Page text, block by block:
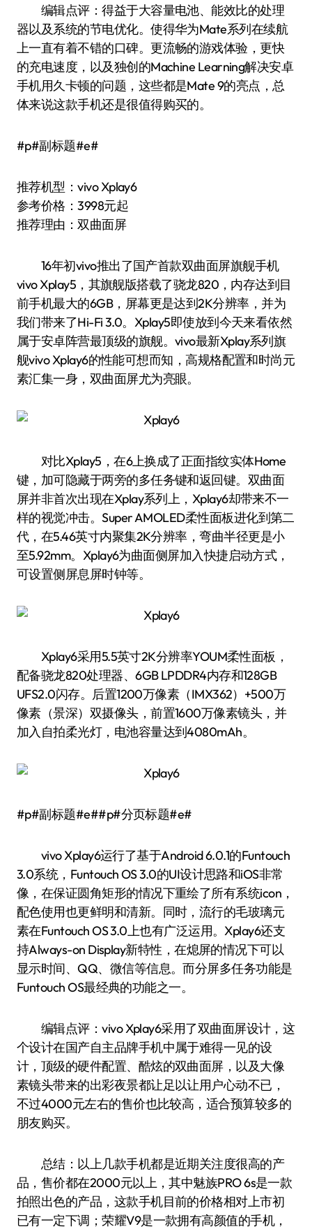
编辑点评：得益于大容量电池、能效比的处理
器以及系统的节电优化。使得华为Mate系列在续航
上一直有着不错的口碑。更流畅的游戏体验，更快
的充电速度，以及独创的Machine Learning解决安卓
手机用久卡顿的问题，这些都是Mate 9的亮点，总
体来说这款手机还是很值得购买的。
#p#副标题#e#
推荐机型：vivo Xplay6
参考价格：3998元起
推荐理由：双曲面屏
16年初vivo推出了国产首款双曲面屏旗舰手机
vivo Xplay5，其旗舰版搭载了骁龙820，内存达到目
前手机最大的6GB，屏幕更是达到2K分辨率，并为
我们带来了Hi-Fi 3.0。Xplay5即使放到今天来看依然
属于安卓阵营最顶级的旗舰。vivo最新Xplay系列旗
舰vivo Xplay6的性能可想而知，高规格配置和时尚元
素汇集一身，双曲面屏尤为亮眼。
对比Xplay5，在6上换成了正面指纹实体Home
键，加可隐藏于两旁的多任务键和返回键。双曲面
屏并非首次出现在Xplay系列上，Xplay6却带来不一
样的视觉冲击。Super AMOLED柔性面板进化到第二
代，在5.46英寸内聚集2K分辨率，弯曲半径更是小
至5.92mm。Xplay6为曲面侧屏加入快捷启动方式，
可设置侧屏息屏时钟等。
Xplay6采用5.5英寸2K分辨率YOUM柔性面板，
配备骁龙820处理器、6GB LPDDR4内存和128GB
UFS2.0闪存。后置1200万像素（IMX362）+500万
像素（景深）双摄像头，前置1600万像素镜头，并
加入自拍柔光灯，电池容量达到4080mAh。
#p#副标题#e##p#分页标题#e#
vivo Xplay6运行了基于Android 6.0.1的Funtouch
3.0系统，Funtouch OS 3.0的UI设计思路和iOS非常
像，在保证圆角矩形的情况下重绘了所有系统icon，
配色使用也更鲜明和清新。同时，流行的毛玻璃元
素在Funtouch OS 3.0上也有广泛运用。Xplay6还支
持Always-on Display新特性，在熄屏的情况下可以
显示时间、QQ、微信等信息。而分屏多任务功能是
Funtouch OS最经典的功能之一。
编辑点评：vivo Xplay6采用了双曲面屏设计，这
个设计在国产自主品牌手机中属于难得一见的设
计，顶级的硬件配置、酷炫的双曲面屏，以及大像
素镜头带来的出彩夜景都让足以让用户心动不已，
不过4000元左右的售价也比较高，适合预算较多的
朋友购买。
总结：以上几款手机都是近期关注度很高的产
品，售价都在2000元以上，其中魅族PRO 6s是一款
拍照出色的产品，这款手机目前的价格相对上市初
已有一定下调；荣耀V9是一款拥有高颜值的手机，